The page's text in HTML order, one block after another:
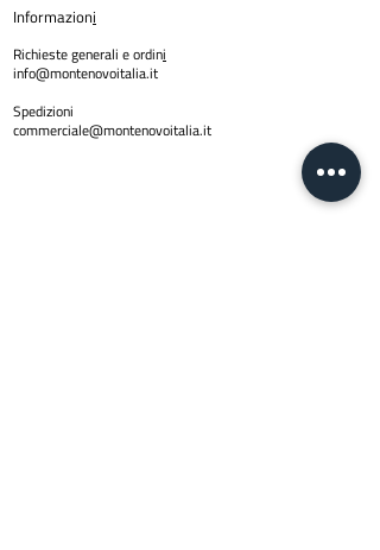
Informazioni
Richieste generali e ordini
info@montenovoitalia.it
Spedizioni
commerciale@montenovoitalia.it